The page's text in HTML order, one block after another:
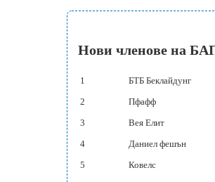
Нови членове на
1 БТБ Беклайдунг
2
Пфафф
3
Вея Елит
4
Даниел фешън
5
Ковелс